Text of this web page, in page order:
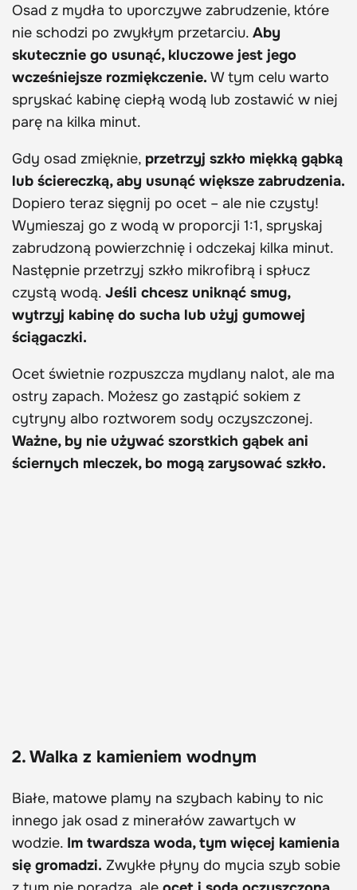
Osad z mydła to uporczywe zabrudzenie, które
nie schodzi po zwykłym przetarciu. Aby
skutecznie go usunąć, kluczowe jest jego
wcześniejsze rozmiękczenie. W tym celu warto
spryskać kabinę ciepłą wodą lub zostawić w niej
parę na kilka minut.
Gdy osad zmięknie, przetrzyj szkło miękką gąbką
lub ściereczką, aby usunąć większe zabrudzenia.
Dopiero teraz sięgnij po ocet – ale nie czysty!
Wymieszaj go z wodą w proporcji 1:1, spryskaj
zabrudzoną powierzchnię i odczekaj kilka minut.
Następnie przetrzyj szkło mikrofibrą i spłucz
czystą wodą. Jeśli chcesz uniknąć smug,
wytrzyj kabinę do sucha lub użyj gumowej
ściągaczki.
Ocet świetnie rozpuszcza mydlany nalot, ale ma
ostry zapach. Możesz go zastąpić sokiem z
cytryny albo roztworem sody oczyszczonej.
Ważne, by nie używać szorstkich gąbek ani
ściernych mleczek, bo mogą zarysować szkło.
2. Walka z kamieniem wodnym
Białe, matowe plamy na szybach kabiny to nic
innego jak osad z minerałów zawartych w
wodzie. Im twardsza woda, tym więcej kamienia
się gromadzi. Zwykłe płyny do mycia szyb sobie